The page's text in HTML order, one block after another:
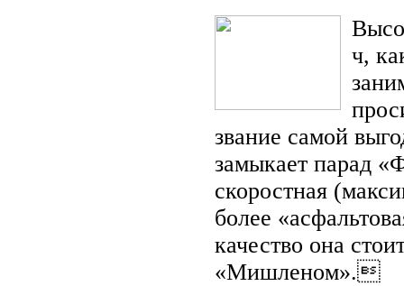
ч,
звание самой
замыкает парад
скоростная
более
качество она
«Мишленом».